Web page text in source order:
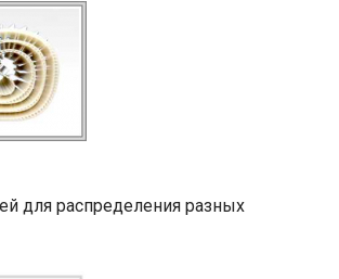
для распределения разных